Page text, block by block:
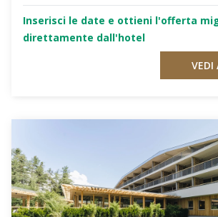
Inserisci le date e ottieni l'offerta
direttamente dall'hotel
VEDI